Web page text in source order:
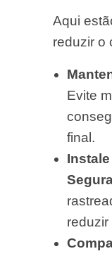
Aqui
reduzir o
Evite
final.
reduzir